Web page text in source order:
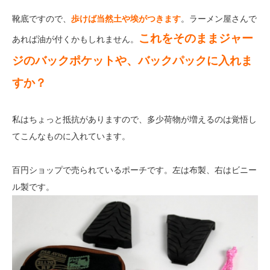
靴底ですので、 歩けば当然土や埃がつきます。ラーメン屋さんで
あれば油が付くかもしれません。
これをそのままジャー
ジのバックポケットや、バックパックに入れま
すか？
私はちょっと抵抗がありますので、多少荷物が増えるのは覚悟し
てこんなものに入れています。
百円ショップで売られているポーチです。左は布製、右はビニー
ル製です。